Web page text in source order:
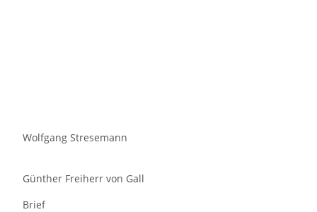
Wolfgang Stresemann
Günther Freiherr von Gall
Brief